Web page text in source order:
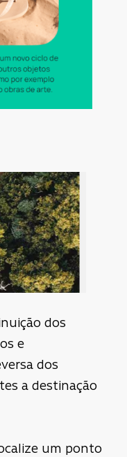
dos
e
dos
a destinação
um ponto